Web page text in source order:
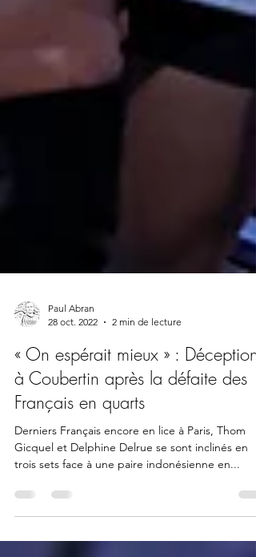
Paul Abran
28 oct. 2022
2 min de lecture
« On espérait mieux » : Déception
à Coubertin après la défaite des
Français en quarts
Derniers Français encore en lice à Paris, Thom
trois sets face à une paire indonésienne en...